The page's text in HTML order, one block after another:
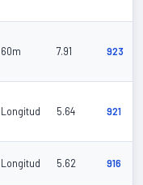
60m 7.91 923
Longitud 5.64 921
Longitud 5.62 916